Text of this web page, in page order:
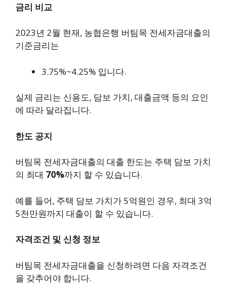
금리 비교
2023년 2월 현재, 농협은행 버팀목 전세자금대출의
기준금리는
3.75%~4.25% 입니다.
실제 금리는 신용도, 담보 가치, 대출금액 등의 요인
에 따라 달라집니다.
한도 공지
버팀목 전세자금대출의 대출 한도는 주택 담보 가치
의 최대 70%까지 할 수 있습니다.
예를 들어, 주택 담보 가치가 5억원인 경우, 최대 3억
5천만원까지 대출이 할 수 있습니다.
자격조건 및 신청 정보
버팀목 전세자금대출을 신청하려면 다음 자격조건
을 갖추어야 합니다.